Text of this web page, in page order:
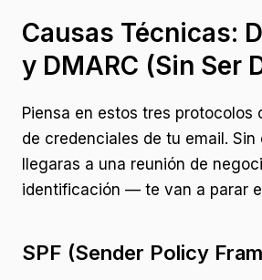
Causas Técnicas:
y DMARC (Sin Ser
Piensa en estos tres protocolos
de credenciales de tu email. Sin
llegaras a una reunión de
identificación — te van a parar
SPF (Sender Policy